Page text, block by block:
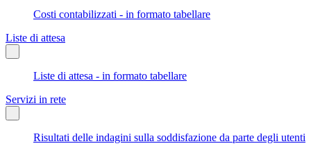
Costi contabilizzati - in formato tabellare
Liste di attesa
Liste di attesa - in formato tabellare
Servizi in rete
Risultati delle indagini sulla soddisfazione da parte degli utenti